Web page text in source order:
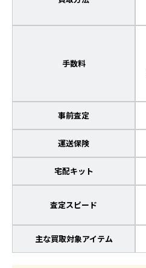
手数料
事前査定
運送保険
宅配キット
査定スピード
主な買取対象アイテム